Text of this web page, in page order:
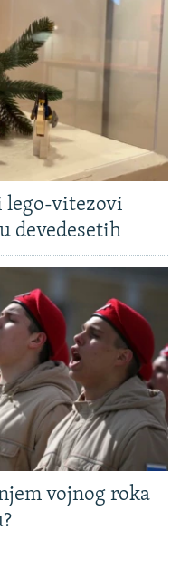
lego-vitezovi
devedesetih
vojnog roka